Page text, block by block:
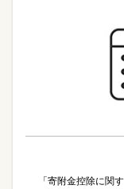
「寄附金控除に関